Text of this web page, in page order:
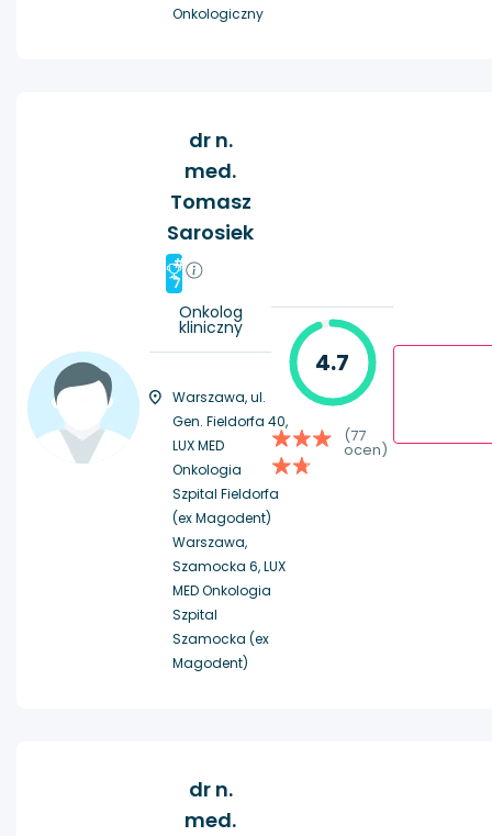
Onkologiczny
dr n.
med.
Tomasz
Sarosiek
#
7
Onkolog
kliniczny
Warszawa, ul.
Gen. Fieldorfa 40,
LUX MED
Onkologia
Szpital Fieldorfa
(ex Magodent)
Warszawa,
Szamocka 6, LUX
MED Onkologia
Szpital
Szamocka (ex
Magodent)
4.7
(77
ocen)
dr n.
med.